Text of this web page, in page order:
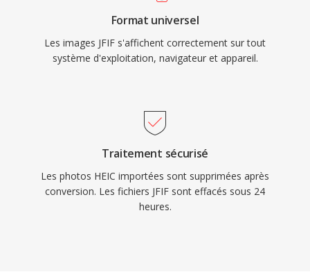
Format universel
Les images JFIF s'affichent correctement sur tout
système d'exploitation, navigateur et appareil.
Traitement sécurisé
Les photos HEIC importées sont supprimées après
conversion. Les fichiers JFIF sont effacés sous 24
heures.